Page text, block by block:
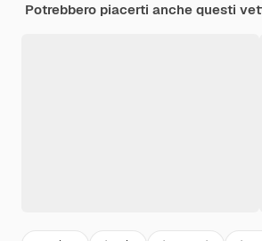
Potrebbero piacerti anche questi